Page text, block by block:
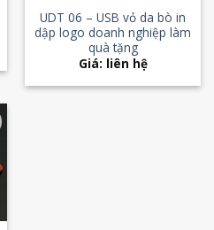
UDT 06 – USB vỏ da bò in
dập logo doanh nghiệp làm
quà tặng
Giá: liên hệ